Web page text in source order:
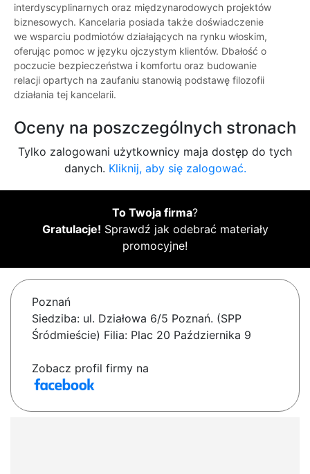
interdyscyplinarnych oraz międzynarodowych projektów
biznesowych. Kancelaria posiada także doświadczenie
we wsparciu podmiotów działających na rynku włoskim,
oferując pomoc w języku ojczystym klientów. Dbałość o
poczucie bezpieczeństwa i komfortu oraz budowanie
relacji opartych na zaufaniu stanowią podstawę filozofii
działania tej kancelarii.
Oceny na poszczególnych stronach
Tylko zalogowani użytkownicy maja dostęp do tych
danych. Kliknij, aby się zalogować.
To Twoja firma?
Gratulacje! Sprawdź jak odebrać materiały
promocyjne!
Poznań
Siedziba: ul. Działowa 6/5 Poznań. (SPP
Śródmieście) Filia: Plac 20 Października 9
Zobacz profil firmy na